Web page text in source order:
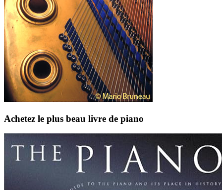
Achetez le plus beau livre de piano